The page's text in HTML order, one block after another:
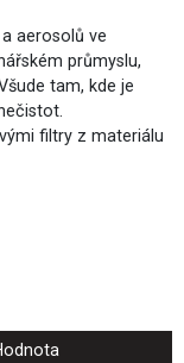
aerosolů ve
průmyslu,
tam, kde je
filtry z materiálu